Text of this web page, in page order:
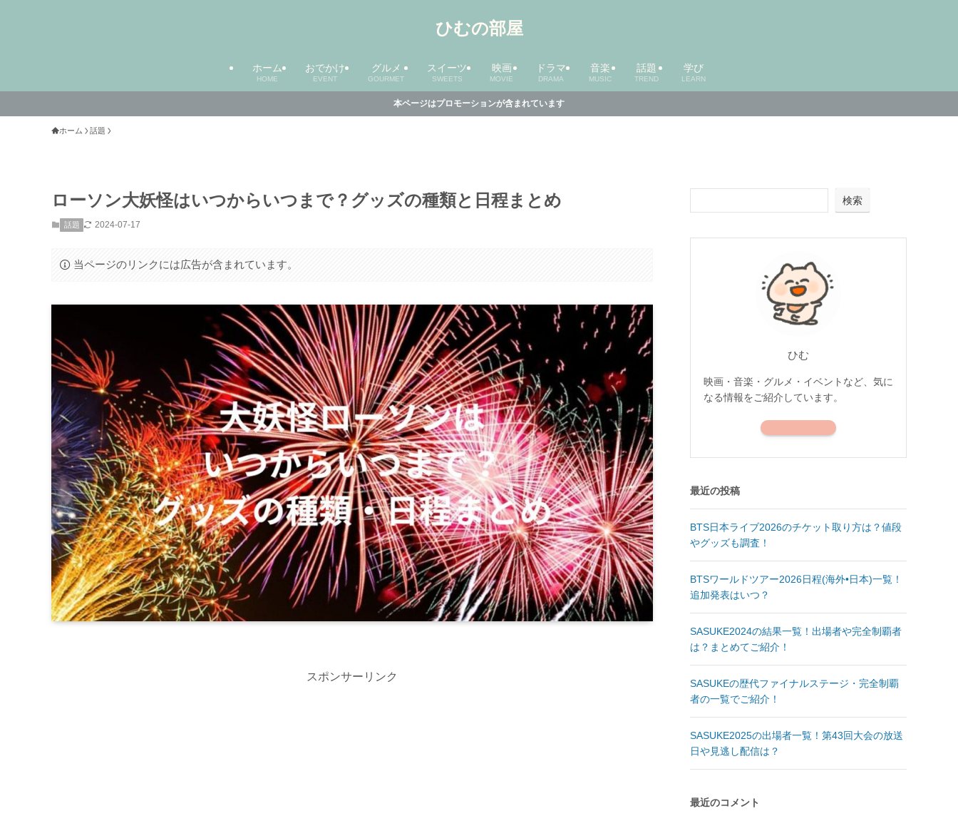
ひむの部屋
ホーム
HOME
おでかけ
EVENT
グルメ
GOURMET
スイーツ
SWEETS
映画
MOVIE
ドラマ
DRAMA
音楽
MUSIC
話題
TREND
学び
LEARN
本ページはプロモーションが含まれています
ホーム 話題
ローソン大妖怪はいつからいつまで？グッズの種類と日程まとめ
話題 2024-07-17
当ページのリンクには広告が含まれています。
スポンサーリンク
検索
ひむ
映画・音楽・グルメ・イベントなど、気に
なる情報をご紹介しています。
最近の投稿
BTS日本ライブ2026のチケット取り方は？値段
やグッズも調査！
BTSワールドツアー2026日程(海外•日本)一覧！
追加発表はいつ？
SASUKE2024の結果一覧！出場者や完全制覇者
は？まとめてご紹介！
SASUKEの歴代ファイナルステージ・完全制覇
者の一覧でご紹介！
SASUKE2025の出場者一覧！第43回大会の放送
日や見逃し配信は？
最近のコメント